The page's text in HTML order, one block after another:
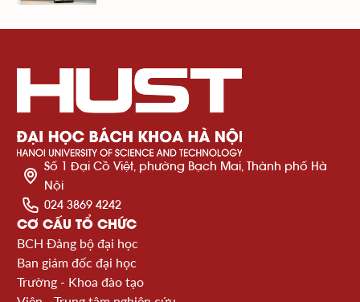
Số 1 Đại Cồ Việt, phường Bạch Mai, Thành phố Hà
Nội
024 3869 4242
CƠ CẤU TỔ CHỨC
BCH Đảng bộ đại học
Ban giám đốc đại học
Trường - Khoa đào tạo